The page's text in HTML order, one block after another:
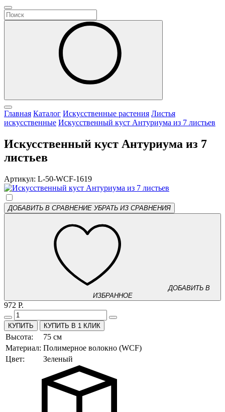
Главная Каталог Искусственные растения Листья
искусственные Искусственный куст Антуриума из 7 листьев
Искусственный куст Антуриума из 7
листьев
Артикул: L-50-WCF-1619
ДОБАВИТЬ В СРАВНЕНИЕ УБРАТЬ ИЗ СРАВНЕНИЯ
ДОБАВИТЬ В
ИЗБРАННОЕ
972 Р.
КУПИТЬ В 1 КЛИК
Высота:
75 см
Материал: Полимерное волокно (WCF)
Цвет:
Зеленый